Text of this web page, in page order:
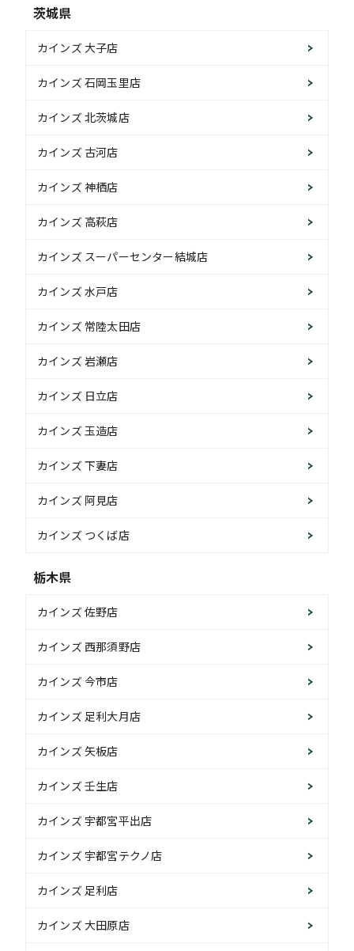
茨城県
カインズ 大子店
カインズ 石岡玉里店
カインズ 北茨城店
カインズ 古河店
カインズ 神栖店
カインズ 高萩店
カインズ スーパーセンター結城店
カインズ 水戸店
カインズ 常陸太田店
カインズ 岩瀬店
カインズ 日立店
カインズ 玉造店
カインズ 下妻店
カインズ 阿見店
カインズ つくば店
栃木県
カインズ 佐野店
カインズ 西那須野店
カインズ 今市店
カインズ 足利大月店
カインズ 矢板店
カインズ 壬生店
カインズ 宇都宮平出店
カインズ 宇都宮テクノ店
カインズ 足利店
カインズ 大田原店